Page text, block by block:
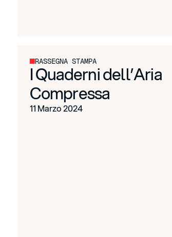
RASSEGNA STAMPA
I Quaderni dell’Aria
Compressa
11 Marzo 2024